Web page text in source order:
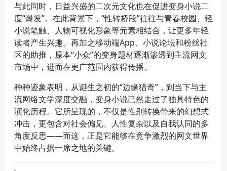
与此同时，日益兴盛的二次元文化也在促进变身小说二
度“爆发”。在此背景下，“性转桥段”往往与青春校园、轻
小说笔触、人物可视化形象等元素相结合，让更多年轻
读者产生兴趣。再加之移动端App、小说论坛和粉丝社
区的助推，原本“小众”的变身题材逐渐渗透到主流网文
市场中，进而在更广范围内获得传播。
种种迹象表明，从诞生之初的“边缘猎奇”，到当下与主
流网络文学深度交融，变身小说已然走过了独具特色的
演化历程。它所呈现的，不仅是性别转换带来的幻想式
冲击，更包含对社会偏见、人性复杂以及自我认同的多
角度反思——而这，正是它能够在竞争激烈的网文世界
中始终占据一席之地的关键。